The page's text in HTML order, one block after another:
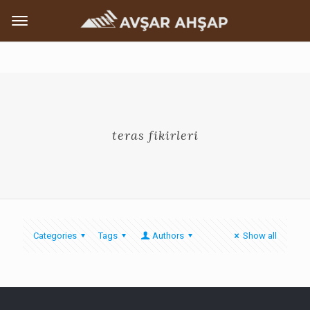
teras fikirleri
Categories Tags Authors Show all